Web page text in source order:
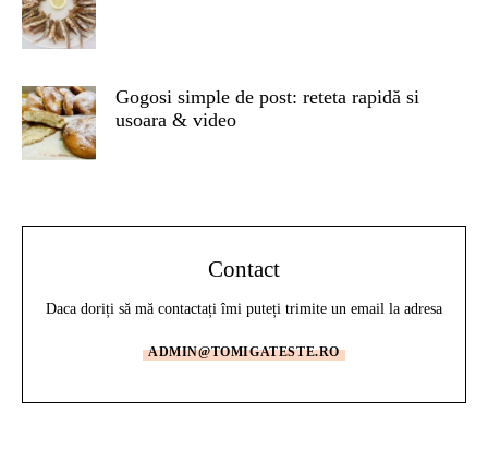
Gogosi simple de post: reteta rapidă si
usoara & video
Contact
Daca doriți să mă contactați îmi puteți trimite un email la adresa
ADMIN@TOMIGATESTE.RO